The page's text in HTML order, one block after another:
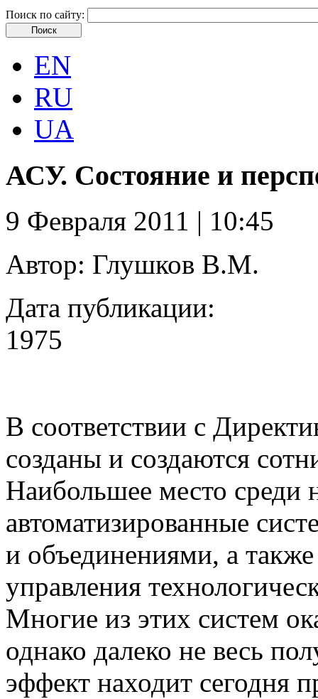
Поиск по сайту:
EN
RU
UA
АСУ. Состояние и
9 Февраля 2011 | 10:45
Автор: Глушков В.М.
Дата публикации:
1975
В соответствии с
созданы и созда­ются
Наибольшее место среди
автоматизированные
и объединениями, а
управления
Многие из этих систем
однако далеко не весь
эффект находит сегодня